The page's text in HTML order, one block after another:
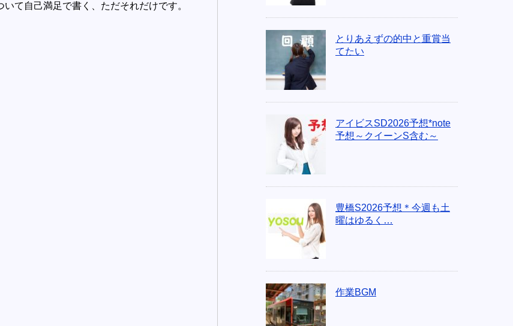
て自己満足で書く、ただそれだけです。
とりあえずの的中と重賞当
てたい
アイビスSD2026予想*note
予想～クイーンS含む～
豊橋S2026予想＊今週も土
曜はゆるく…
作業BGM